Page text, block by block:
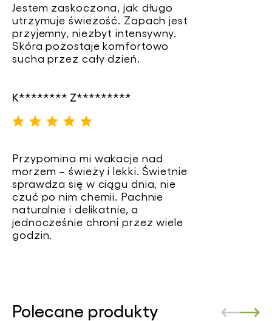
Jestem zaskoczona, jak długo
utrzymuje świeżość. Zapach jest
przyjemny, niezbyt intensywny.
Skóra pozostaje komfortowo
sucha przez cały dzień.
K******** Z*********
Przypomina mi wakacje nad
morzem – świeży i lekki. Świetnie
sprawdza się w ciągu dnia, nie
czuć po nim chemii. Pachnie
naturalnie i delikatnie, a
jednocześnie chroni przez wiele
godzin.
Polecane produkty